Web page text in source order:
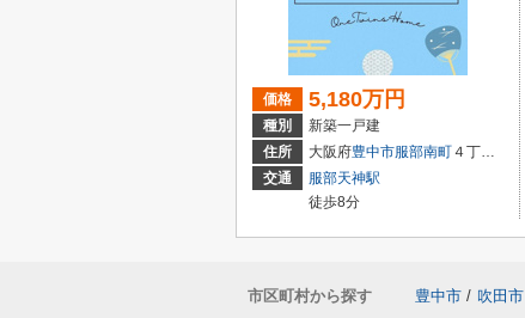
価格 5,180万円
種別
新築一戸建
住所
大阪府豊中市服部南町４丁目3-37-5
交通
服部天神駅
徒歩8分
市区町村から探す 豊中市 / 吹田市